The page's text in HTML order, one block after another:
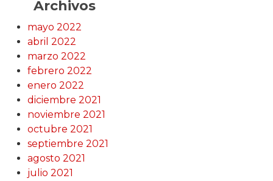
Archivos
mayo 2022
abril 2022
marzo 2022
febrero 2022
enero 2022
diciembre 2021
noviembre 2021
octubre 2021
septiembre 2021
agosto 2021
julio 2021